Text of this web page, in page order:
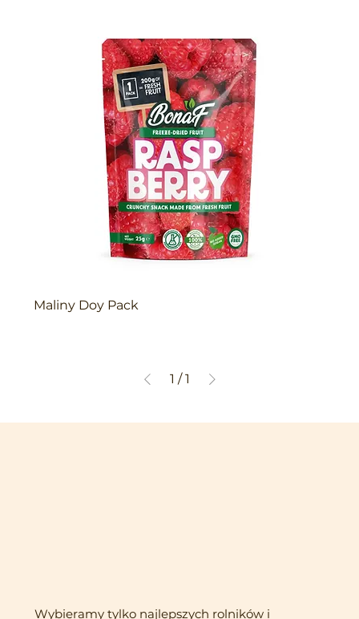
Wybieramy tylko najlepszych rolników i
Maliny Doy Pack
1 / 1